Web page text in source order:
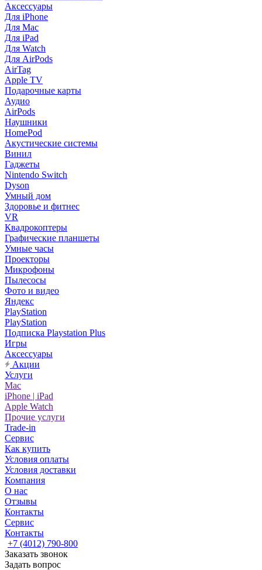
Аксессуары
Для iPhone
Для Mac
Для iPad
Для Watch
Для AirPods
AirTag
Apple TV
Подарочные карты
Аудио
AirPods
Наушники
HomePod
Акустические системы
Винил
Гаджеты
Nintendo Switch
Dyson
Умный дом
Здоровье и фитнес
VR
Квадрокоптеры
Графические планшеты
Умные часы
Проекторы
Микрофоны
Пылесосы
Фото и видео
Яндекс
PlayStation
PlayStation
Подписка Playstation Plus
Игры
Аксессуары
Акции
Услуги
Mac
iPhone | iPad
Apple Watch
Прочие услуги
Trade-in
Сервис
Как купить
Условия оплаты
Условия доставки
Компания
О нас
Отзывы
Контакты
Сервис
Контакты
+7 (4012) 790-800
Заказать звонок
Задать вопрос